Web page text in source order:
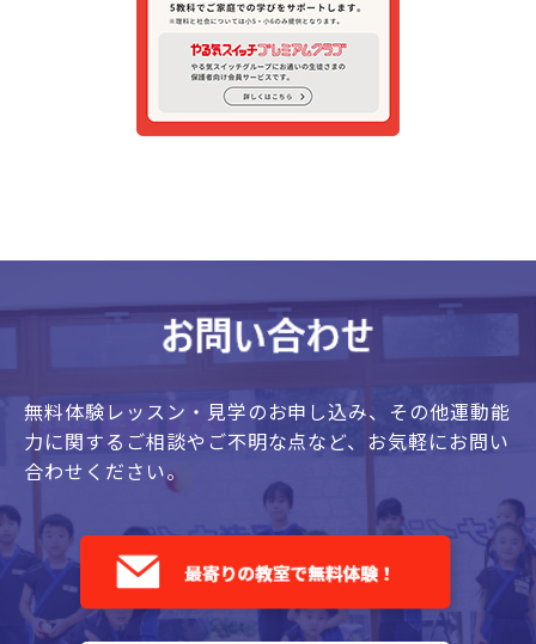
無料体験レッスン・見学のお申し込み、 その他運動能
力に関するご相談やご不明な点など、 お気軽にお問い
合わせください。